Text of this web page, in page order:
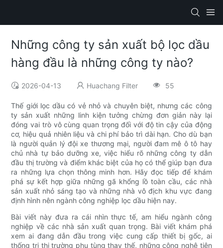
Những công ty sản xuất bộ lọc dầu
hàng đầu là những công ty nào?
2026-04-13 Huachang Filter 55
Thế giới lọc dầu có vẻ nhỏ và chuyên biệt, nhưng các công
ty sản xuất những linh kiện tưởng chừng đơn giản này lại
đóng vai trò vô cùng quan trọng đối với độ tin cậy của động
cơ, hiệu quả nhiên liệu và chi phí bảo trì dài hạn. Cho dù bạn
là người quản lý đội xe thương mại, người đam mê ô tô hay
chủ nhà tự bảo dưỡng xe, việc hiểu rõ những công ty dẫn
đầu thị trường và điểm khác biệt của họ có thể giúp bạn đưa
ra những lựa chọn thông minh hơn. Hãy đọc tiếp để khám
phá sự kết hợp giữa những gã khổng lồ toàn cầu, các nhà
sản xuất nhỏ sáng tạo và những nhà vô địch khu vực đang
định hình nên ngành công nghiệp lọc dầu hiện nay.
Bài viết này đưa ra cái nhìn thực tế, am hiểu ngành công
nghiệp về các nhà sản xuất quan trọng. Bài viết khám phá
xem ai đang dẫn đầu trong việc cung cấp thiết bị gốc, ai
thống trị thị trường phụ tùng thay thế, những công nghệ tiên